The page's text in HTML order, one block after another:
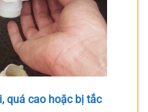
quá cao hoặc bị tắc